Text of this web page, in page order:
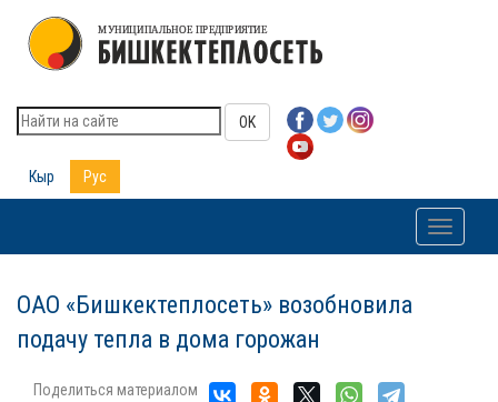
OK
Кыр Рус
Toggle
ОАО «Бишкектеплосеть» возобновила
подачу тепла в дома горожан
Поделиться материалом